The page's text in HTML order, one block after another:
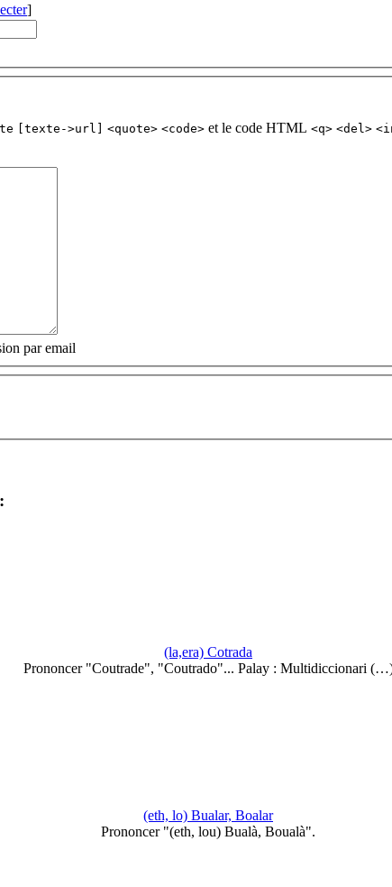
]
[texte->url] <quote> <code> et le code HTML <q> <del>
par email
:
(la,era) Cotrada
Prononcer "Coutrade", "Coutrado"... Palay : Multidiccionari
(eth, lo) Bualar, Boalar
Prononcer "(eth, lou) Bualà, Boualà".